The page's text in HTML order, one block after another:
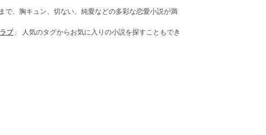
で、胸キュン、切ない、純愛などの多彩な恋愛小説が満
ブ 」 人気のタグからお気に入りの小説を探すこともでき